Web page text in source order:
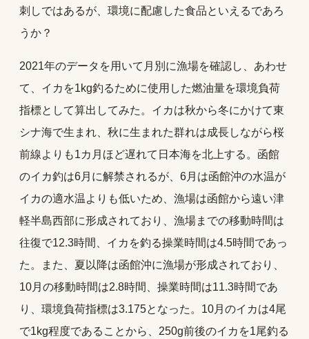
刺しではあるが、環境に配慮した食品といえるであろ
うか？
2021年のデータを用いて月別に漁場を確認し、あわせ
て、イカを1kg釣るために使用した燃油量を環境負荷
指標として算出してみた。イカは秋から冬にかけて東
シナ海で生まれ、秋に生まれた群れは成長しながら桜
前線よりも1カ月ほど遅れて日本海を北上する。函館
のイカ釣は6月に解禁されるが、6月は函館沖の水温が
イカの適水温よりも低いため、漁場は函館から遠い津
軽半島西部に形成されており、漁場までの移動時間は
往復で12.3時間、イカを釣る操業時間は4.5時間であっ
た。また、夏以降は函館沖に漁場が形成されており、
10月の移動時間は2.8時間、操業時間は11.3時間であ
り、環境負荷指標は3.175となった。10月のイカは4尾
で1kg程度であることから、250g前後のイカを1尾釣る